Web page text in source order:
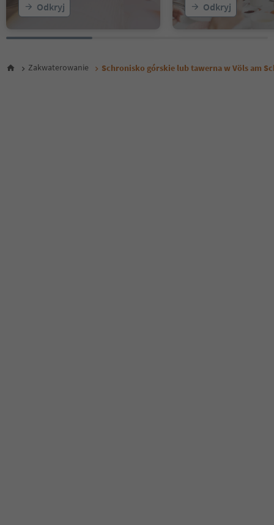
Odkryj Odkryj
Zakwaterowanie Schronisko górskie lub tawerna w Völs am